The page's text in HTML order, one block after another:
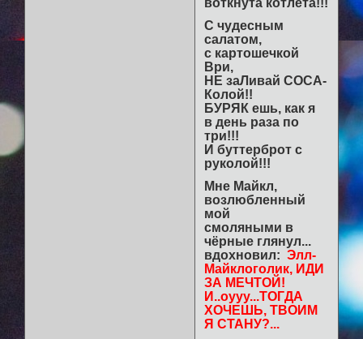
воткнута котлета!!!
С чудесным
салатом,
с картошечкой
Ври,
НЕ заЛивай COCA-
Колой!!
БУРЯК ешь, как я
в день раза по
три!!!
И буттерброт с
руколой!!!
Мне Майкл,
возлюбленный
мой
смоляными в
чёрные глянул...
вдохновил:Элл-
Майклоголик, ИДИ
ЗА МЕЧТОЙ!
И..оууу...ТОГДА
ХОЧЕШЬ, ТВОИМ
Я СТАНУ?...